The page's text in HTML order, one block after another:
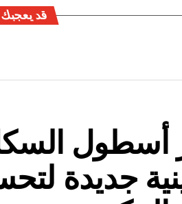
قد يعجبك
أسطول
جديدة